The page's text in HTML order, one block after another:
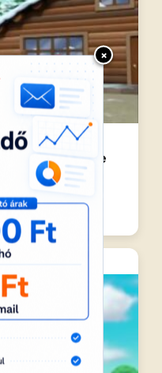
×
megmentése
forgás, hiszen